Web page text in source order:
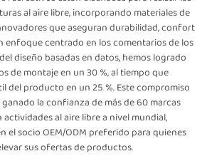
al aire libre, incorporando materiales de
que aseguran durabilidad, confort
enfoque centrado en los comentarios de los
diseño basadas en datos, hemos logrado
de montaje en un 30 %, al tiempo que
del producto en un 25 %. Este compromiso
la confianza de más de 60 marcas
actividades al aire libre a nivel mundial,
el socio OEM/ODM preferido para quienes
sus ofertas de productos.